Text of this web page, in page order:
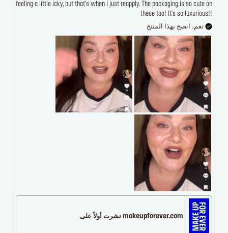
feeling a little icky, but that's when I just reapply. The packaging is so cute on
these too! It's so luxurious!!
نعم، انصح بهذا المنتج
makeupforever.com نشرت أولاً على